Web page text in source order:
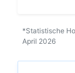
*Statistische
April 2026